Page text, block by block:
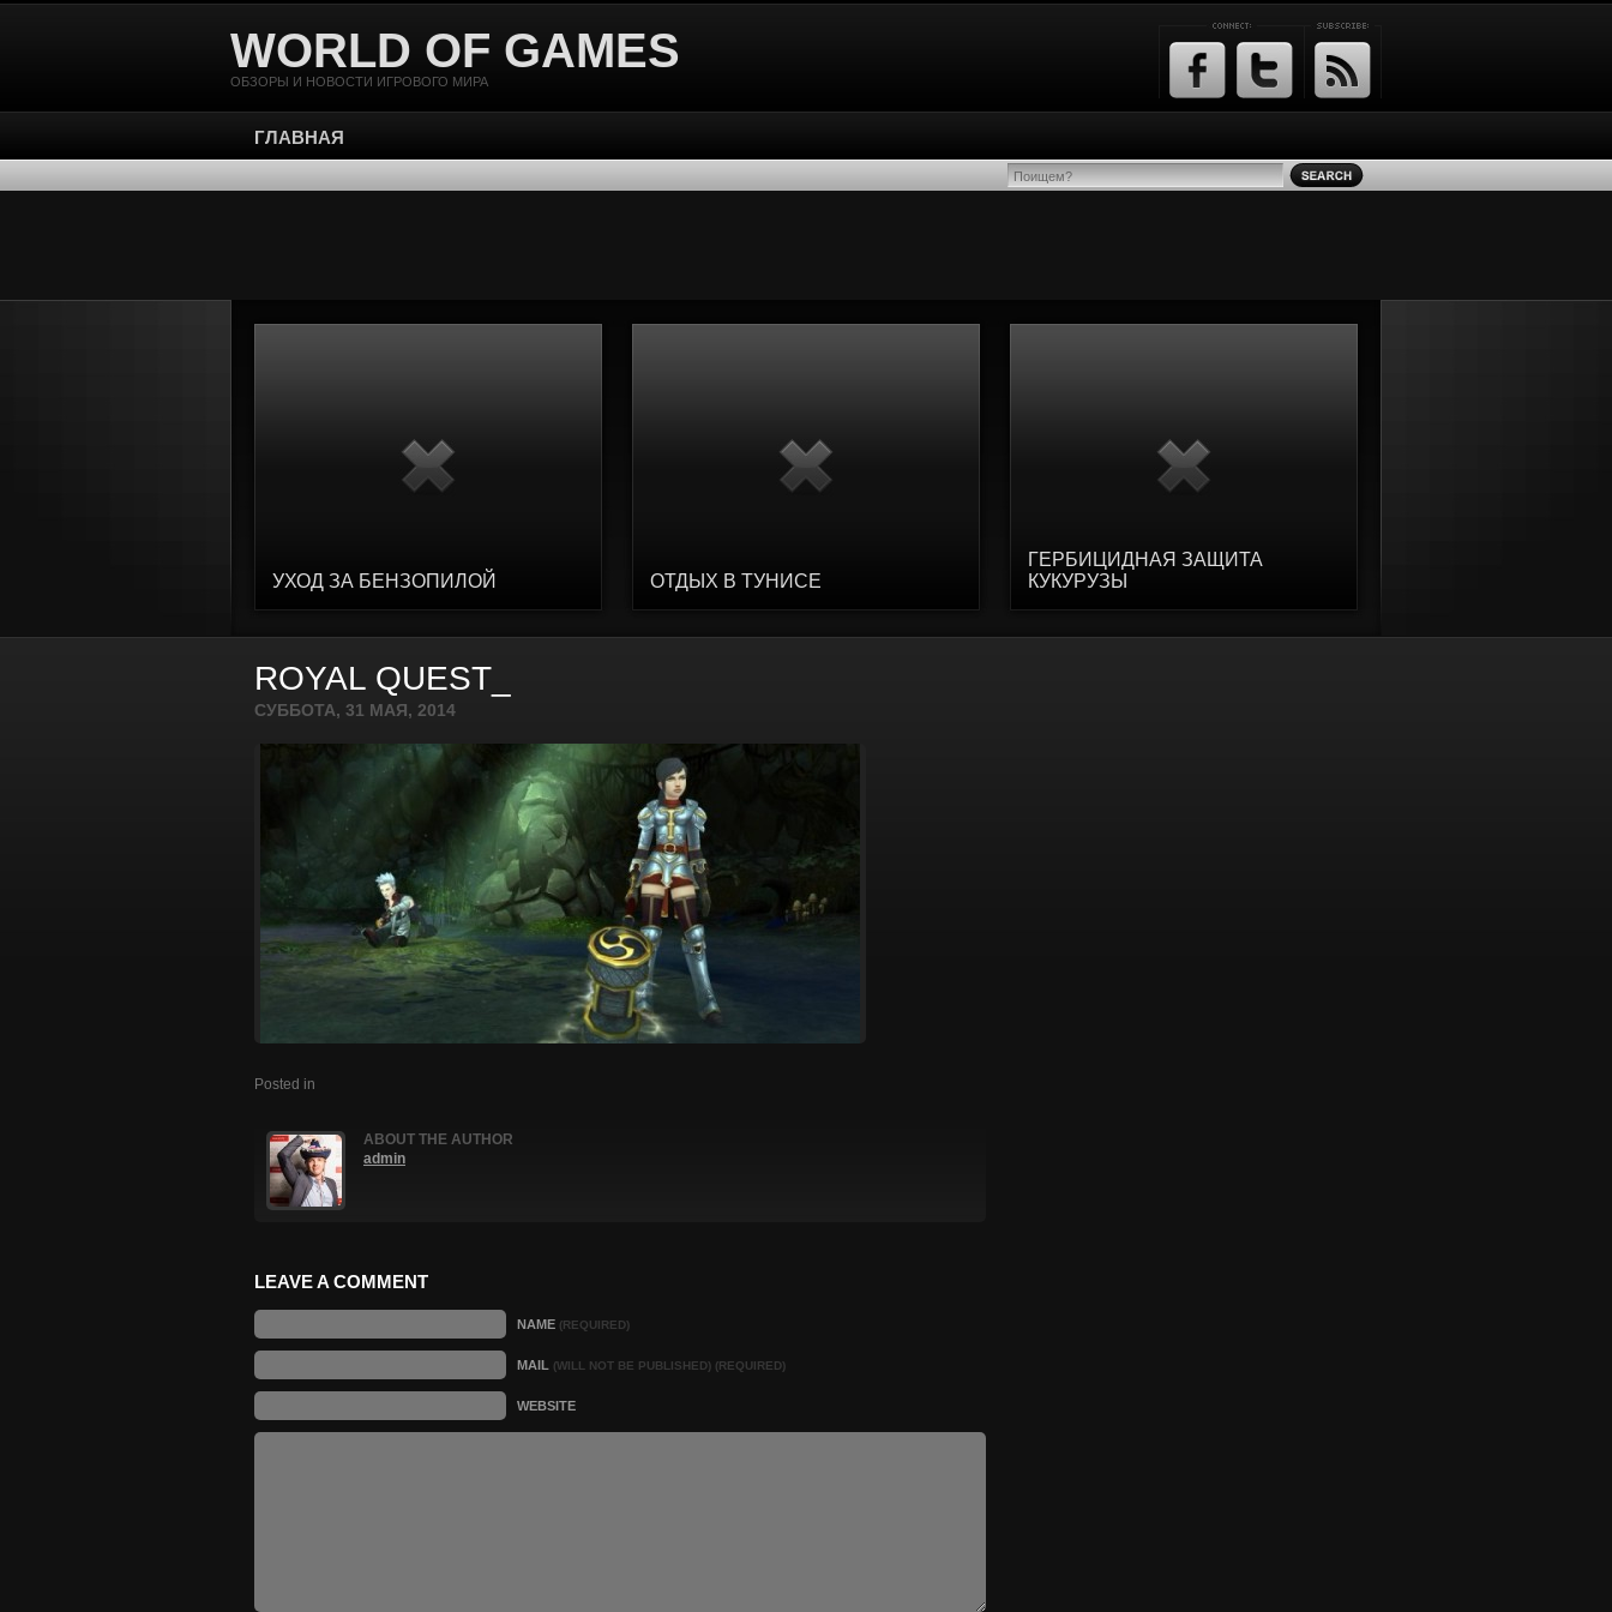
WORLD OF GAMES
ОБЗОРЫ И НОВОСТИ ИГРОВОГО МИРА
ГЛАВНАЯ
УХОД ЗА БЕНЗОПИЛОЙ ОТДЫХ В ТУНИСЕ
ГЕРБИЦИДНАЯ ЗАЩИТА
КУКУРУЗЫ
ROYAL QUEST_
СУББОТА, 31 МАЯ, 2014
Posted in
ABOUT THE AUTHOR
admin
LEAVE A COMMENT
NAME (REQUIRED)
MAIL (WILL NOT BE PUBLISHED) (REQUIRED)
WEBSITE